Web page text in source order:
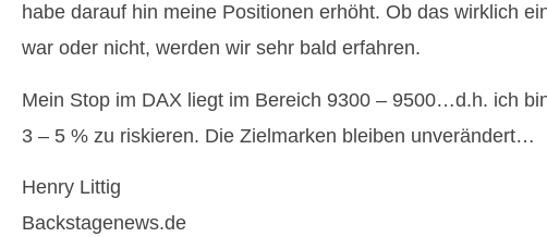
habe darauf hin meine Positionen erhöht. Ob das wirklich
war oder nicht, werden wir sehr bald erfahren.
Mein Stop im DAX liegt im Bereich 9300 – 9500…d.h. ich
3 – 5 % zu riskieren. Die Zielmarken bleiben unverändert…
Henry Littig
Backstagenews.de